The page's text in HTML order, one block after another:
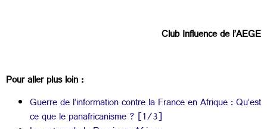
Club Influence de l’AEGE
Pour aller plus loin :
Guerre de l’information contre la France en Afrique : Qu’est
ce que le panafricanisme ? [1/3]